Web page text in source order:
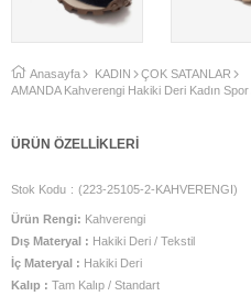
Anasayfa KADIN
ÇOK SATANLAR
AMANDA Kahverengi Hakiki Deri Kadın Spor
ÜRÜN ÖZELLIKLERI
Stok Kodu (223-25105-2-KAHVERENGI)
Ürün Rengi: Kahverengi
Dış Materyal : Hakiki Deri / Tekstil
İç Materyal : Hakiki Deri
Kalıp : Tam Kalıp / Standart